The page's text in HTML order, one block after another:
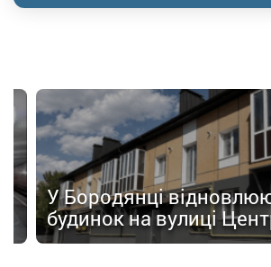
У Бородянці
будинок на вулиці